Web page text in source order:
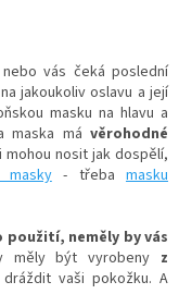
vás čeká poslední
jakoukoliv oslavu a její
masku na hlavu a
maska má věrohodné
nosit jak dospělí,
masky- třebamasku
použití, neměly by vás
měly být vyrobeny z
vaši pokožku. A